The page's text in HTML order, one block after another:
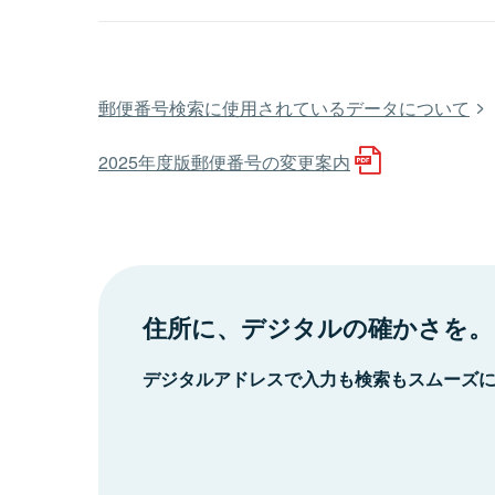
郵便番号検索に使用されているデータについて
2025年度版郵便番号の変更案内
住所に、デジタルの確かさを。
デジタルアドレスで入力も検索もスムーズ